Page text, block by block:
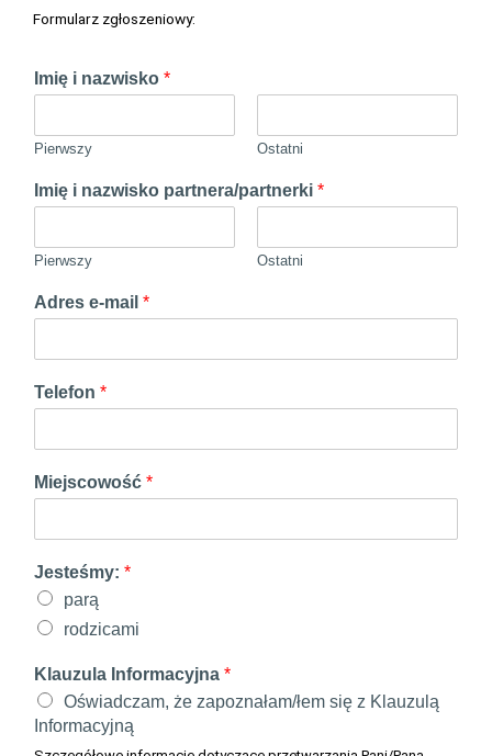
Formularz zgłoszeniowy:
Imię i nazwisko *
Pierwszy Ostatni
Imię i nazwisko partnera/partnerki *
Pierwszy Ostatni
Z
g
d
n
z
i
i
Adres e-mail *
Telefon *
Miejscowość *
Jesteśmy: *
parą
rodzicami
Klauzula Informacyjna *
Oświadczam, że zapoznałam/łem się z Klauzulą
Informacyjną